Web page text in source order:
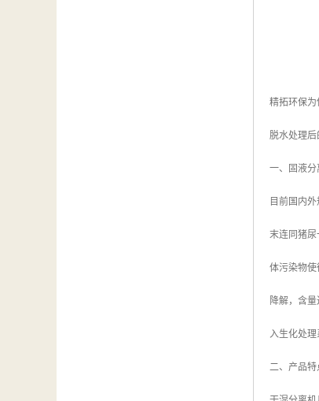
精拓环保
脱水处理后
一、固液分
目前国内
末连同猪
体污染物使
降解，含
入生化处
二、产品特